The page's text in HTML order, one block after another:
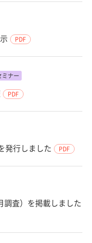
PDF
ミナー
PDF
発行しました PDF
調査）を掲載しました